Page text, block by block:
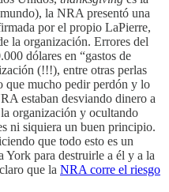
la NRA presentó una
por el propio LaPierre,
la organización. Errores del
dólares en “gastos de
(!!!), entre otras perlas
que mucho pedir perdón y lo
estaban desviando dinero a
organización y ocultando
ni siquiera un buen principio.
que todo esto es un
York para destruirle a él y a la
que la NRA corre el riesgo